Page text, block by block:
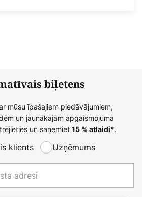
biļetens
mūsu īpašajiem piedāvājumiem,
un jaunākajām apgaismojuma
un saņemiet 15 % atlaidi*.
klients Uzņēmums